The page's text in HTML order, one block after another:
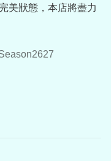
美狀態，本店將盡力